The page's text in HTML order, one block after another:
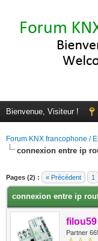
Bienvenue, Visiteur !
Forum KNX francophone /
connexion entre ip
Pages (2) : « Précédent 1
connexion entre ip
filou59
Partner